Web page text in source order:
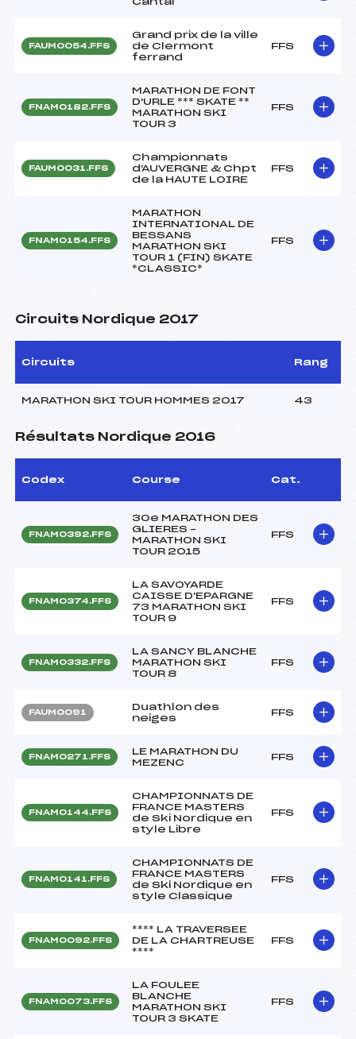
FAUM0054.FFS
Grand prix de la ville
de Clermont
ferrand
FFS
FNAM0182.FFS
MARATHON DE FONT
D'URLE *** SKATE **
MARATHON SKI
TOUR 3
FFS
FAUM0031.FFS
Championnats
d'AUVERGNE & Chpt
de la HAUTE LOIRE
FFS
FNAM0154.FFS
MARATHON
INTERNATIONAL DE
BESSANS
MARATHON SKI
TOUR 1 (FIN) SKATE
*CLASSIC*
FFS
Circuits Nordique 2017
Circuits Rang
MARATHON SKI TOUR HOMMES 2017 43
Résultats Nordique 2016
Codex Course Cat.
FNAM0392.FFS
30e MARATHON DES
GLIERES –
MARATHON SKI
TOUR 2015
FFS
FNAM0374.FFS
LA SAVOYARDE
CAISSE D'EPARGNE
73 MARATHON SKI
TOUR 9
FFS
FNAM0332.FFS
LA SANCY BLANCHE
MARATHON SKI
TOUR 8
FFS
FAUM0091
Duathlon des
neiges
FFS
FNAM0271.FFS
LE MARATHON DU
MEZENC
FFS
FNAM0144.FFS
CHAMPIONNATS DE
FRANCE MASTERS
de Ski Nordique en
style Libre
FFS
FNAM0141.FFS
CHAMPIONNATS DE
FRANCE MASTERS
de Ski Nordique en
style Classique
FFS
FNAM0092.FFS
**** LA TRAVERSEE
DE LA CHARTREUSE
****
FFS
FNAM0073.FFS
LA FOULEE
BLANCHE
MARATHON SKI
TOUR 3 SKATE
FFS